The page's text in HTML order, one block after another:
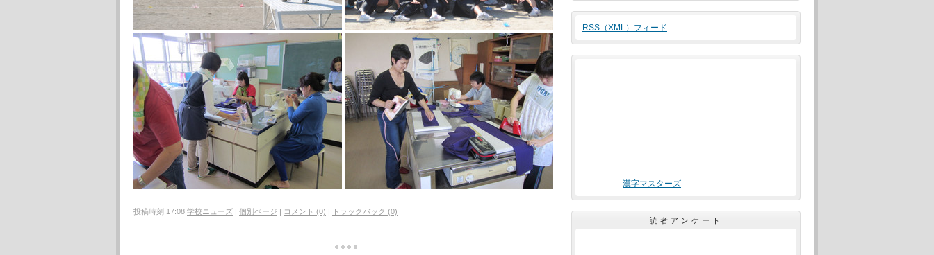
投稿時刻 17:08 学校ニューズ | 個別ページ | コメント (0) | トラックバック (0)
RSS（XML）フィード
漢字マスターズ
読者アンケート